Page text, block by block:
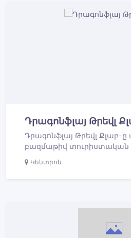
Դրագոնֆլայ Թրեվլ
Դրագոնֆլայ Թրեվլ Քլաբ-
բազմաթիվ տուրիստական
Կենտրոն